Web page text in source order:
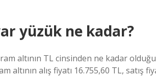
yüzük ne kadar?
altının TL cinsinden ne kadar
altının alış fiyatı 16.755,60 TL, satış